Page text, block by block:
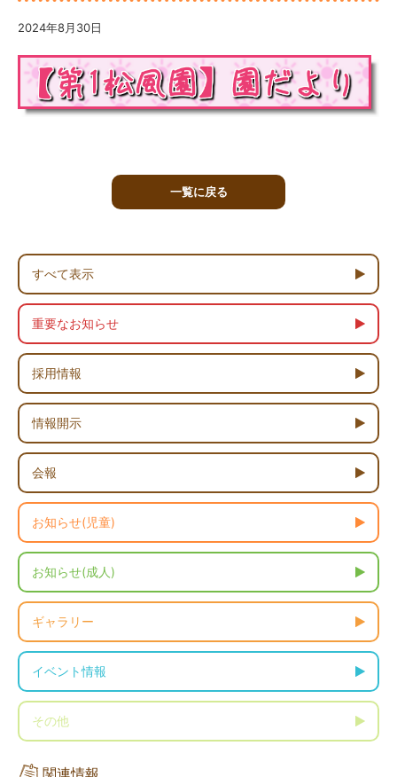
2024年8月30日
一覧に戻る
すべて表示
重要なお知らせ
採用情報
情報開示
会報
お知らせ(児童)
お知らせ(成人)
ギャラリー
イベント情報
その他
関連情報